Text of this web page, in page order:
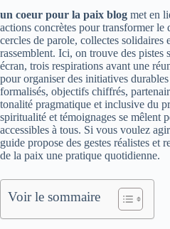
un coeur pour la paix blog met en
actions concrètes pour transformer le
cercles de parole, collectes solidaires
rassemblent. Ici, on trouve des
écran, trois respirations avant une
pour organiser des initiatives
formalisés, objectifs chiffrés,
tonalité pragmatique et inclusive du
spiritualité et témoignages se mêlent
accessibles à tous. Si vous voulez
guide propose des gestes réalistes et
de la paix une pratique quotidienne.
Voir le sommaire